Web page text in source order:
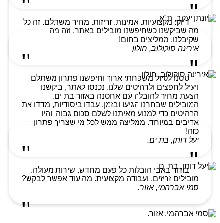
דיוק. מקצועיות. אמינות. זריזות. מחיר משתלם. זה כל
מה שביקשנו כשחיפשנו מובילים באתר, וזה מה
שקיבלנו. ממליצים בחום!
אירינה סוקולוב, חולון
טסנו לטיול משפחתי ארוך וחיפשנו פתרון משתלם
ויעיל לחפצים ולרהיטים שלנו. נכנסו לאתר, ביקשנו
הצעת מחיר להובלה עם אחסנה באזור בת ים.
המובילים שבחרנו הגיעו ובזמן, עבדו ביסודיות, מדדו את
הרהיטים כדי למנוע מאיתנו לשלם סכום גבוה, והיו
אדיבים במיוחד. ממליצה ממש לכל מי שצריך פתרון
כזה!
יעל דותן, בת ים.
בוחר באבי הובלות כל פעם מחדש. שירות מעולה,
מובילים זריזים, ועבודה מקצועית. מה עוד אפשר לבקש?
סמי אברהמי, אזור.